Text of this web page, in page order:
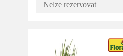
Nelze rezervovat